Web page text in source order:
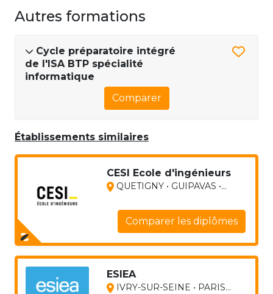
Autres formations
Cycle préparatoire intégré
de l'ISA BTP spécialité
informatique
Comparer
Établissements similaires
CESI Ecole d'ingénieurs
QUETIGNY • GUIPAVAS •...
Comparer les diplômes
ESIEA
IVRY-SUR-SEINE • PARIS...